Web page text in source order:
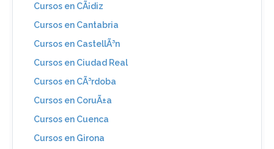
Cursos en CÃ¡diz
Cursos en Cantabria
Cursos en CastellÃ³n
Cursos en Ciudad Real
Cursos en CÃ³rdoba
Cursos en CoruÃ±a
Cursos en Cuenca
Cursos en Girona